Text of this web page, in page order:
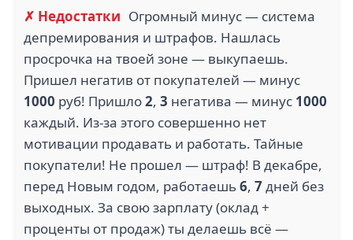
✗ Недостатки Огромный минус — система
депремирования и штрафов. Нашлась
просрочка на твоей зоне — выкупаешь.
Пришел негатив от покупателей — минус
1000 руб! Пришло2, 3 негатива — минус 1000
каждый. Из-за этого совершенно нет
мотивации продавать и работать. Тайные
покупатели! Не прошел — штраф! В декабре,
перед Новым годом, работаешь6, 7дней без
выходных. За свою зарплату (оклад +
проценты от продаж) ты делаешь всё —